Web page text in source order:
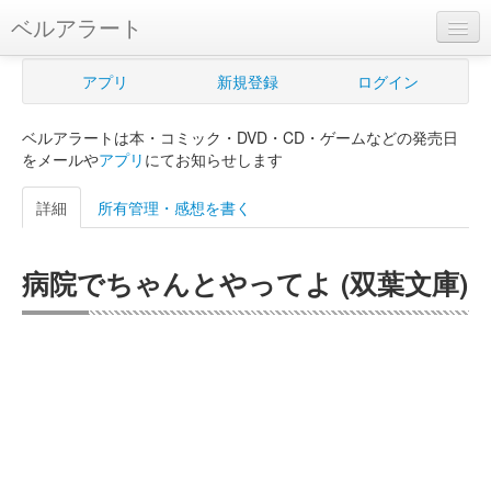
ベルアラート
ベルアラートとは
新規登録
ログイン
購入管理
アプリ 新規登録 ログイン
ベルアラートは本・コミック・DVD・CD・ゲームなどの発売日
をメールやアプリ にてお知らせします
詳細 所有管理・感想を書く
病院でちゃんとやってよ (双葉文庫)